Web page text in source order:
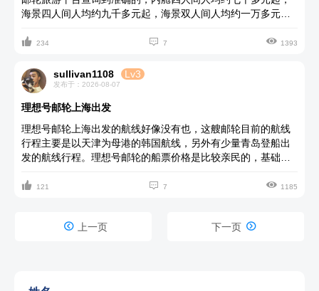
海景四人间人均约九千多元起，海景双人间人均约一万多元
用。如想了解的更清楚详细可在平台上咨询客服。
 234  7  1393
sullivan1108 Lv3
发布于：2026-08-07
理想号邮轮上海出发
理想号邮轮上海出发的航线好像没有也，这艘邮轮目前的航线
行程主要是以天津为母港的韩国航线，另外有少量青岛登船出
发的航线行程。理想号邮轮的船票价格是比较亲民的，基础房
3000左右/人。关于理想号邮轮的航线和船票价格你可以直接在
 121  7  1185
 上一页 下一页 